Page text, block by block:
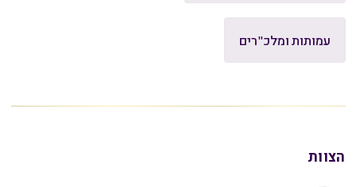
עמותות ומלכ"רים
הצוות